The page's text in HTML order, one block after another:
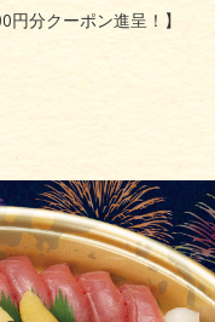
円分クーポン進呈！】